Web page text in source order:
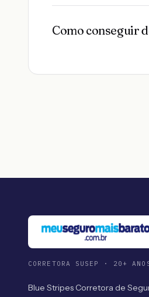
Como conseguir
CORRETORA SUSEP · 20+
Blue Stripes Corretora de